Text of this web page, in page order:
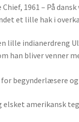
1961 – På dansk
et lille hak i
indianerdreng
han bliver venner
begynderlæsere
elsket amerikansk